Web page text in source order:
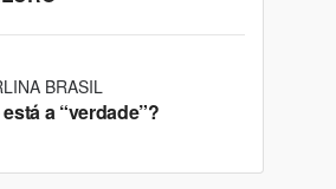
BRASIL
a “verdade”?